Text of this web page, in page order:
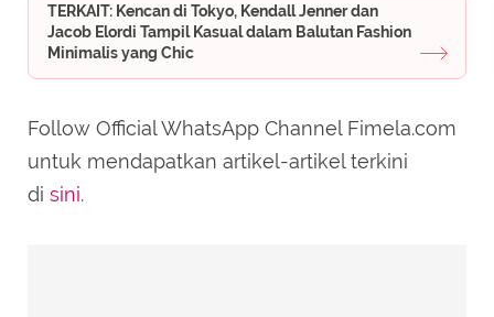
TERKAIT: Kencan di Tokyo, Kendall Jenner dan
Jacob Elordi Tampil Kasual dalam Balutan Fashion
Minimalis yang Chic
Follow Official WhatsApp Channel Fimela.com
untuk mendapatkan artikel-artikel terkini
di sini.